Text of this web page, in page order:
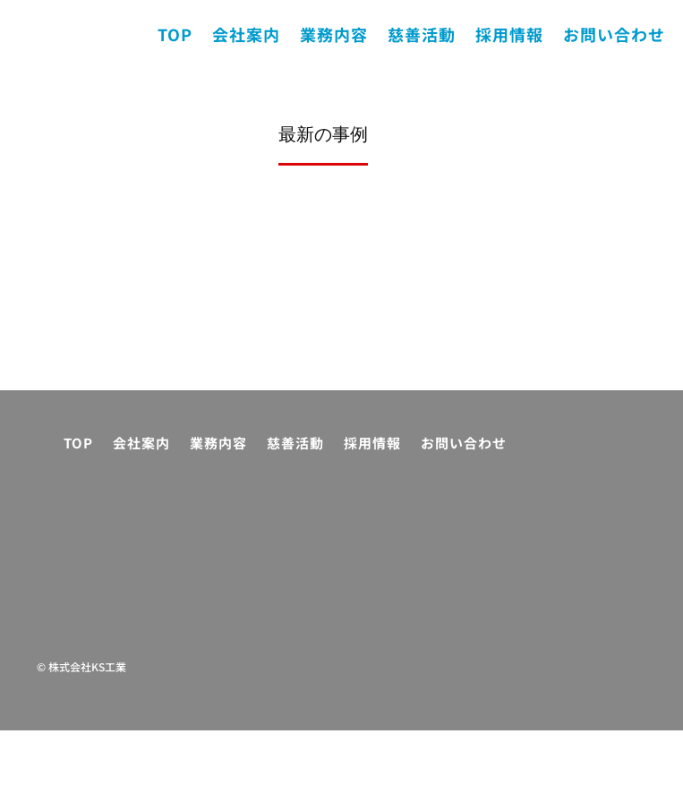
TOP 会社案内 業務内容 慈善活動 採用情報 お問い合わせ
最新の事例
TOP 会社案内 業務内容 慈善活動 採用情報 お問い合わせ
©株式会社KS工業